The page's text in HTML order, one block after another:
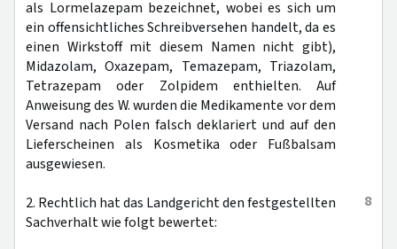
als Lormelazepam bezeichnet, wobei es sich um
ein offensichtliches Schreibversehen handelt, da es
einen Wirkstoff mit diesem Namen nicht gibt),
Midazolam, Oxazepam, Temazepam, Triazolam,
Tetrazepam oder Zolpidem enthielten. Auf
Anweisung des W. wurden die Medikamente vor dem
Versand nach Polen falsch deklariert und auf den
Lieferscheinen als Kosmetika oder Fußbalsam
ausgewiesen.
8
2. Rechtlich hat das Landgericht den festgestellten
Sachverhalt wie folgt bewertet: